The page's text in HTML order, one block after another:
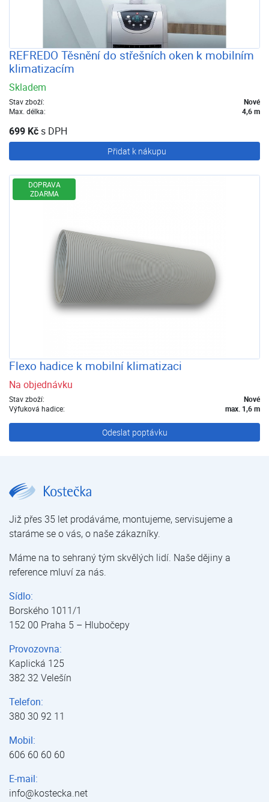
REFREDO Těsnění do střešních oken k mobilním
klimatizacím
Skladem
Stav zboží:
Nové
Max. délka:
4,6 m
699 Kčs DPH
Přidat k nákupu
DOPRAVA
ZDARMA
Flexo hadice k mobilní klimatizaci
Na objednávku
Stav zboží:
Nové
Výfuková hadice:
max. 1,6 m
Odeslat poptávku
Již přes 35 let prodáváme, montujeme, servisujeme a
staráme se o vás, o naše zákazníky.
Máme na to sehraný tým skvělých lidí. Naše dějiny a
reference mluví za nás.
Sídlo:
Borského 1011/1
152 00 Praha 5 – Hlubočepy
Provozovna:
Kaplická 125
382 32 Velešín
Telefon:
380 30 92 11
Mobil:
606 60 60 60
E-mail:
info@kostecka.net